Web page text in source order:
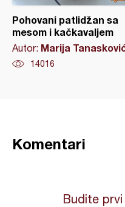
Pohovani patlidžan sa
mesom i kačkavaljem
Autor: Marija
14016
Komentari
Budite